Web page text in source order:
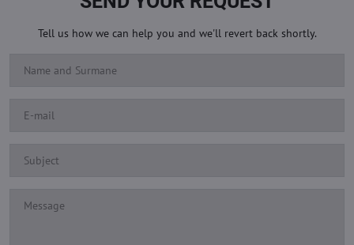
Tell us how we can help you and we'll revert back shortly.